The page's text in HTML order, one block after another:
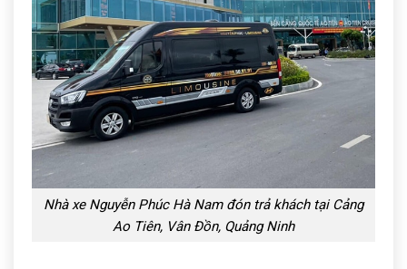
Nhà xe Nguyễn Phúc Hà Nam đón trả khách tại Cảng
Ao Tiên, Vân Đồn, Quảng Ninh